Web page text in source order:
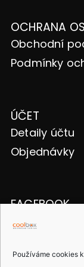
Používáme cookies
OCHRANA
Obchodní
Podmínky
ÚČET
Detaily účtu
Objednávky
FACEBOOK